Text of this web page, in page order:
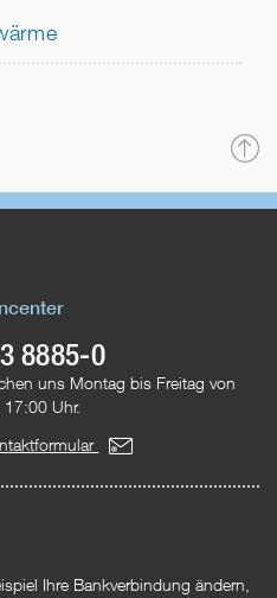
8885-0
uns Montag bis Freitag von
Uhr.
Ihre Bankverbindung ändern,